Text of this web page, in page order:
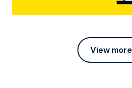
View more